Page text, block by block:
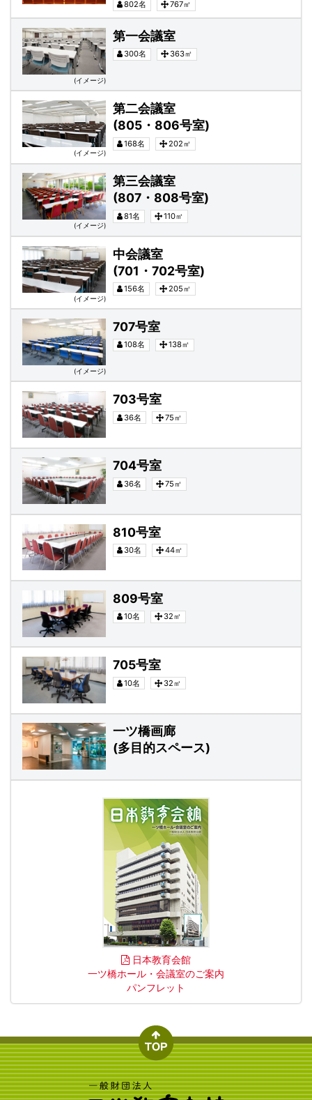
802名 767㎡
(イメージ)
第一会議室
300名 363㎡
(イメージ)
第二会議室
(805・806号室)
168名 202㎡
(イメージ)
第三会議室
(807・808号室)
81名 110㎡
(イメージ)
中会議室
(701・702号室)
156名 205㎡
(イメージ)
707号室
108名 138㎡
703号室
36名 75㎡
704号室
36名 75㎡
810号室
30名 44㎡
809号室
10名 32㎡
705号室
10名 32㎡
一ツ橋画廊
(多目的スペース)
日本教育会館
一ツ橋ホール・会議室のご案内
パンフレット